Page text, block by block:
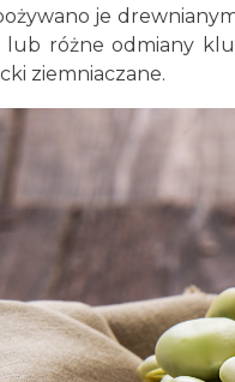
je
lub różne odmiany
ziemniaczane.